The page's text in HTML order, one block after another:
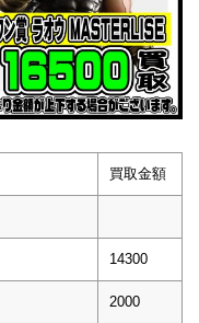
買取金額
14300
2000